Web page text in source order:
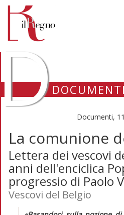
DOCUMENTI
Documenti,
La comunione
Lettera dei vescovi
anni dell'enciclica
progressio di Paolo
Vescovi del Belgio